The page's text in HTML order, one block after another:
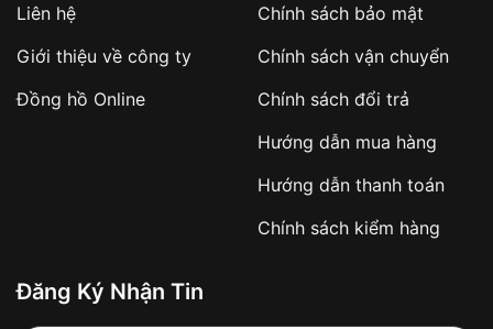
sản phẩm đặc biệt
hàng
Số tiền còn lại thanh toán khi nhận hàng hoặc
✔️ Đảm bảo xử lý đơn hàng nhanh chóng
✔️ Hạn chế tình trạng hủy đơn không mong
Từ khóa SEO:
Liên hệ
Giới thiệu về công ty
Đồng hồ Online
Chính sách bảo mật
Chính sách vận chuyển
Chính sách đổi trả
Hướng dẫn mua hàng
Hướng dẫn thanh toán
Chính sách kiểm hàng
Đăng Ký Nhận Tin